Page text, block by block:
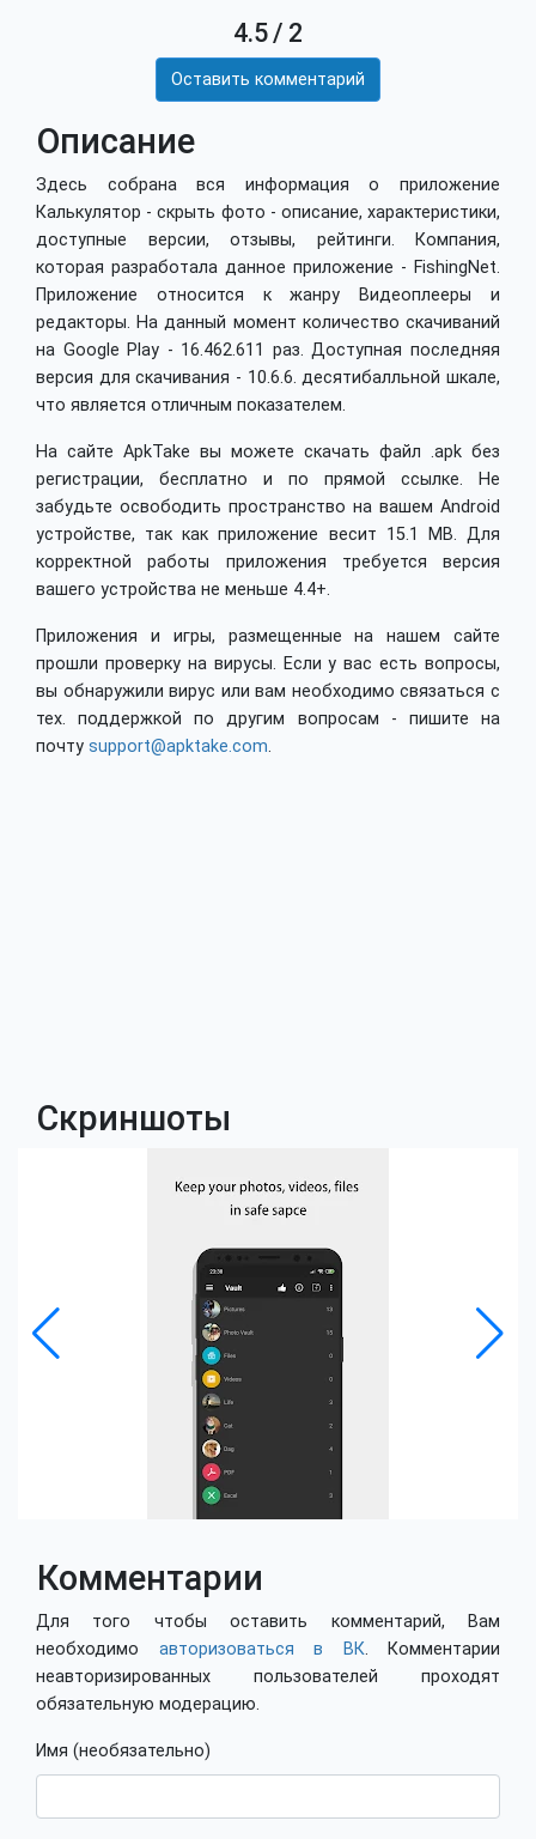
4.5/ 2
Оставить комментарий
Описание
Здесь собрана вся информация о приложение
Калькулятор - скрыть фото - описание, характеристики,
доступные версии, отзывы, рейтинги. Компания,
которая разработала данное приложение - FishingNet.
Приложение относится к жанру Видеоплееры и
редакторы. На данный момент количество скачиваний
на Google Play - 16.462.611 раз. Доступная последняя
версия для скачивания - 10.6.6. десятибалльной шкале,
что является отличным показателем.
На сайте ApkTake вы можете скачать файл .apk без
регистрации, бесплатно и по прямой ссылке. Не
забудьте освободить пространство на вашем Android
устройстве, так как приложение весит 15.1 MB. Для
корректной работы приложения требуется версия
вашего устройства не меньше 4.4+.
Приложения и игры, размещенные на нашем сайте
прошли проверку на вирусы. Если у вас есть вопросы,
вы обнаружили вирус или вам необходимо связаться с
тех. поддержкой по другим вопросам - пишите на
почту support@apktake.com.
Скриншоты
Комментарии
Для того чтобы оставить комментарий, Вам
необходимо авторизоваться в ВК. Комментарии
неавторизированных пользователей проходят
обязательную модерацию.
Имя (необязательно)